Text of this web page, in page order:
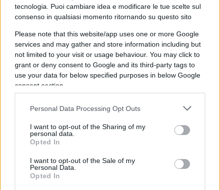
tecnologia. Puoi cambiare idea e modificare le tue scelte sul
consenso in qualsiasi momento ritornando su questo sito
Please note that this website/app uses one or more Google
services and may gather and store information including but
not limited to your visit or usage behaviour. You may click to
grant or deny consent to Google and its third-party tags to
use your data for below specified purposes in below Google
consent section.
Personal Data Processing Opt Outs
I want to opt-out of the Sharing of my
personal data.
Opted In
I want to opt-out of the Sale of my
Personal Data.
Opted In
Bonus giovani: Schlein prepara un
altro flop miliardario